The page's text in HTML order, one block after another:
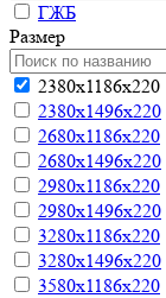
ГЖБ
Размер
2380х1186х220
2380х1496х220
2680х1186х220
2680х1496х220
2980х1186х220
2980х1496х220
3280х1186х220
3280х1496х220
3580х1186х220